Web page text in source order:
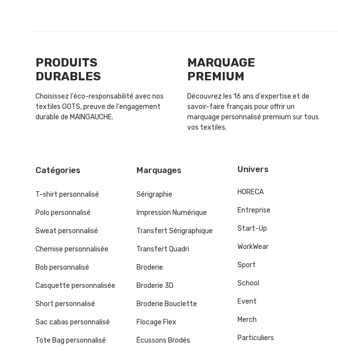
PRODUITS
DURABLES
Choisissez l'éco-responsabilité avec nos
textiles GOTS, preuve de l'engagement
durable de MAINGAUCHE.
MARQUAGE
PREMIUM
Découvrez les 16 ans d'expertise et de
savoir-faire français pour offrir un
marquage personnalisé premium sur tous
vos textiles.
Catégories
T-shirt personnalisé
Polo personnalisé
Sweat personnalisé
Chemise personnalisée
Bob personnalisé
Casquette personnalisée
Short personnalisé
Sac cabas personnalisé
Tote Bag personnalisé
Marquages
Sérigraphie
Impression Numérique
Transfert Sérigraphique
Transfert Quadri
Broderie
Broderie 3D
Broderie Bouclette
Flocage Flex
Écussons Brodés
Univers
HORECA
Entreprise
Start-Up
WorkWear
Sport
School
Event
Merch
Particuliers